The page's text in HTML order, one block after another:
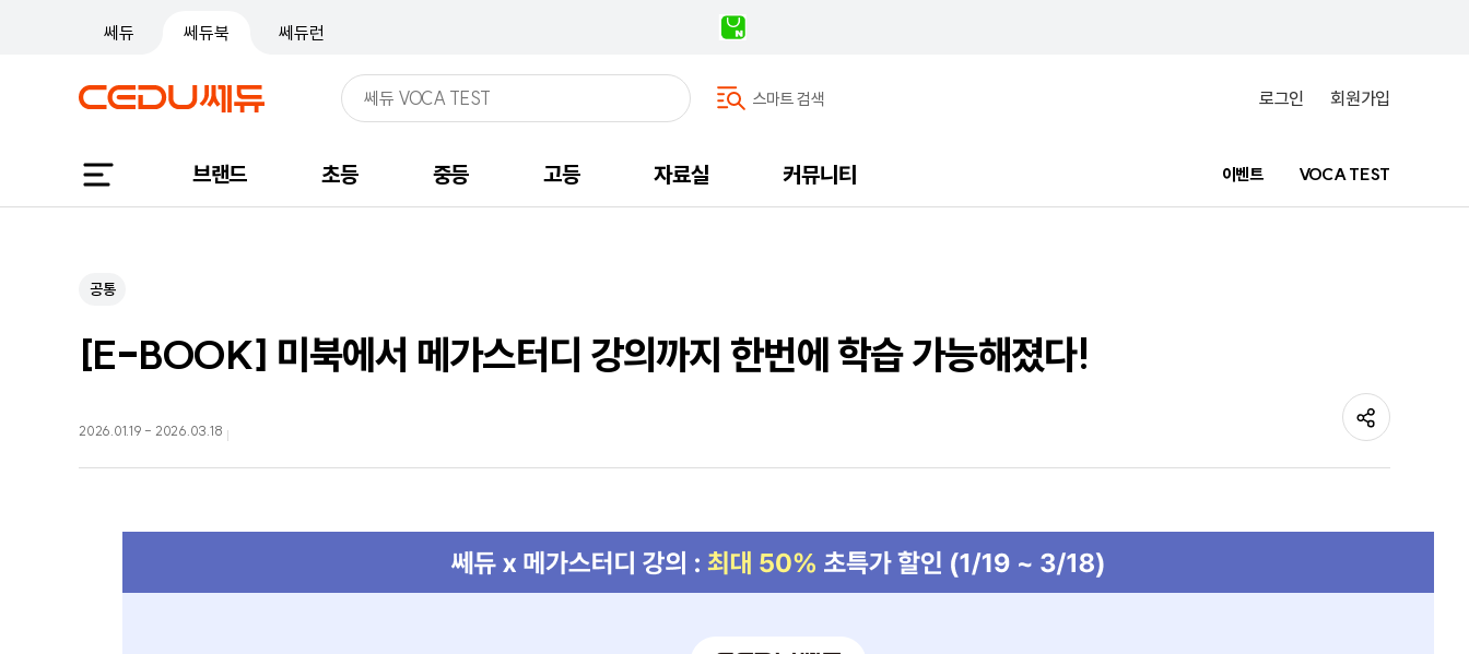
쎄듀 쎄듀북 쎄듀런
스마트 검색 로그인 회원가입
브랜드 초등 중등 고등 자료실 커뮤니티 이벤트 VOCA TEST
공통
[E-BOOK] 미북에서 메가스터디 강의까지 한번에 학습 가능해졌다!
2026.01.19 - 2026.03.18